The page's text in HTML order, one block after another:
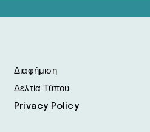
Διαφήμιση
Δελτία Τύπου
Privacy Policy